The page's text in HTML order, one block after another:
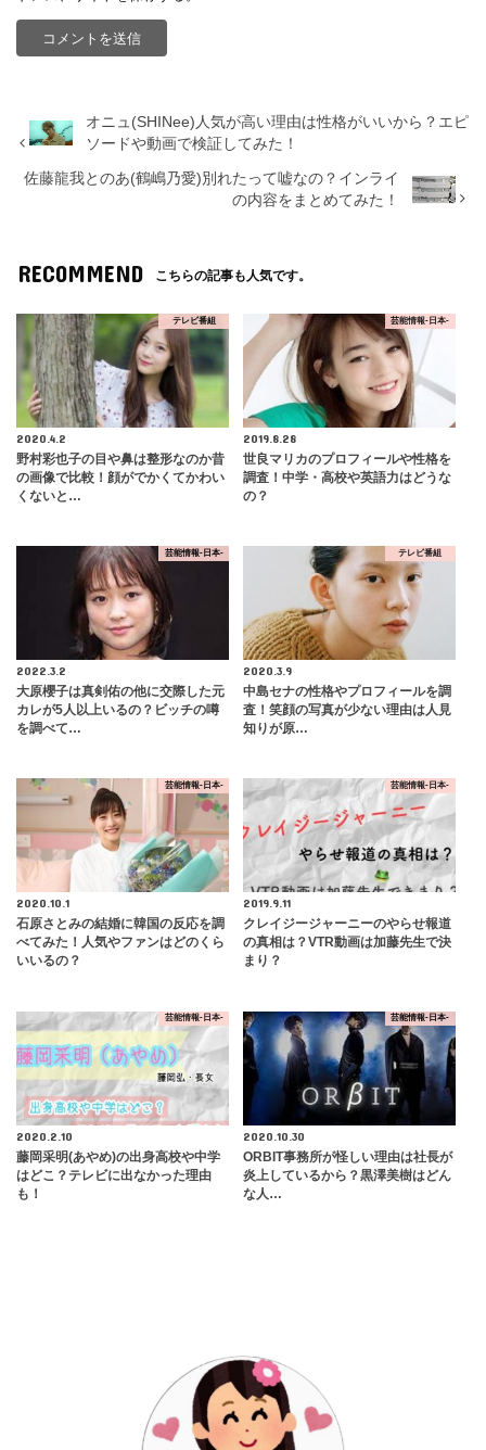
オニュ(SHINee)人気が高い理由は性格がいいから？エピ
ソードや動画で検証してみた！
佐藤龍我とのあ(鶴嶋乃愛)別れたって嘘なの？インライ
の内容をまとめてみた！
RECOMMEND こちらの記事も人気です。
テレビ番組
2020.4.2
野村彩也子の目や鼻は整形なのか昔
の画像で比較！顔がでかくてかわい
くないと…
芸能情報-日本-
2019.8.28
世良マリカのプロフィールや性格を
調査！中学・高校や英語力はどうな
の？
芸能情報-日本-
2022.3.2
大原櫻子は真剣佑の他に交際した元
カレが5人以上いるの？ビッチの噂
を調べて…
テレビ番組
2020.3.9
中島セナの性格やプロフィールを調
査！笑顔の写真が少ない理由は人見
知りが原…
芸能情報-日本-
2020.10.1
石原さとみの結婚に韓国の反応を調
べてみた！人気やファンはどのくら
いいるの？
芸能情報-日本-
2019.9.11
クレイジージャーニーのやらせ報道
の真相は？VTR動画は加藤先生で決
まり？
芸能情報-日本-
2020.2.10
藤岡采明(あやめ)の出身高校や中学
はどこ？テレビに出なかった理由
も！
芸能情報-日本-
2020.10.30
ORBIT事務所が怪しい理由は社長が
炎上しているから？黒澤美樹はどん
な人…